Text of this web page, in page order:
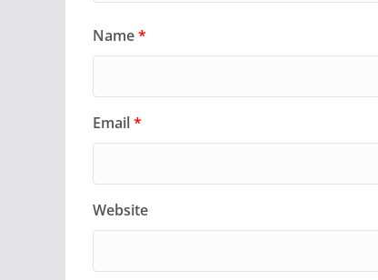
Name*
Email*
Website